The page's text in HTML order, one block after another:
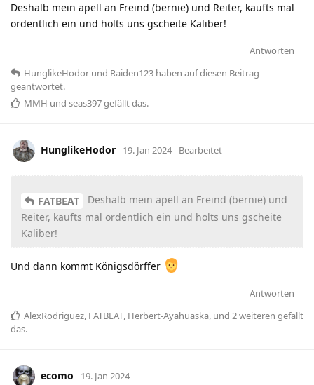
Deshalb mein apell an Freind (bernie) und Reiter, kaufts mal
ordentlich ein und holts uns gscheite Kaliber!
Antworten
HunglikeHodor und Raiden123 haben auf diesen Beitrag
geantwortet.
MMH und seas397gefällt das.
HunglikeHodor 19. Jan 2024 Bearbeitet
FATBEAT
Deshalb mein apell an Freind (bernie) und
Reiter, kaufts mal ordentlich ein und holts uns gscheite
Kaliber!
Und dann kommt Königsdörffer
Antworten
AlexRodriguez, FATBEAT, Herbert-Ayahuaska, und 2weiteren gefällt
das.
ecomo 19. Jan 2024